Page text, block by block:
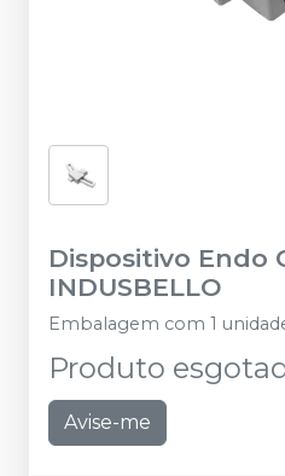
Dispositivo Endo
INDUSBELLO
Embalagem com 1
Produto
Avise-me